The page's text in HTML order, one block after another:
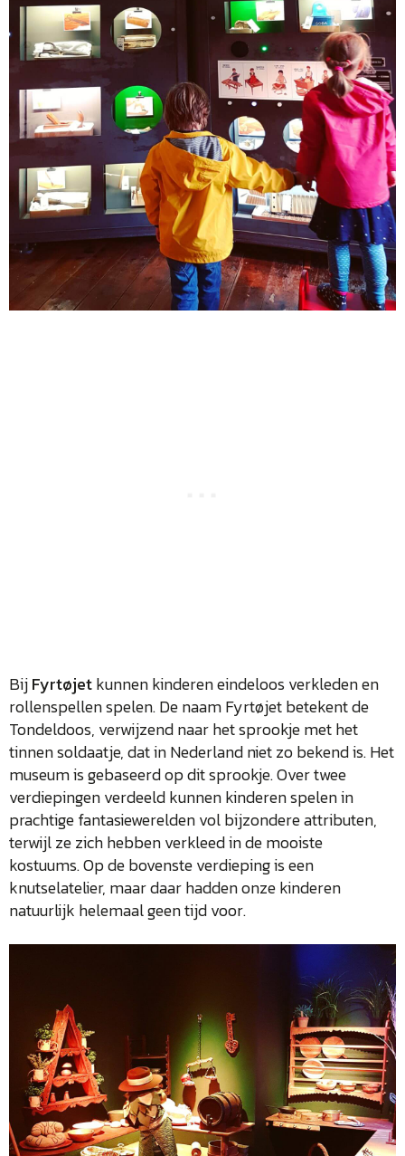
BijFyrtøjetkunnen kinderen eindeloos verkleden en
rollenspellen spelen. De naam Fyrtøjet betekent de
Tondeldoos, verwijzend naar het sprookje met het
tinnen soldaatje, dat in Nederland niet zo bekend is. Het
museum is gebaseerd op dit sprookje. Over twee
verdiepingen verdeeld kunnen kinderen spelen in
prachtige fantasiewerelden vol bijzondere attributen,
terwijl ze zich hebben verkleed in de mooiste
kostuums. Op de bovenste verdieping is een
knutselatelier, maar daar hadden onze kinderen
natuurlijk helemaal geen tijd voor.